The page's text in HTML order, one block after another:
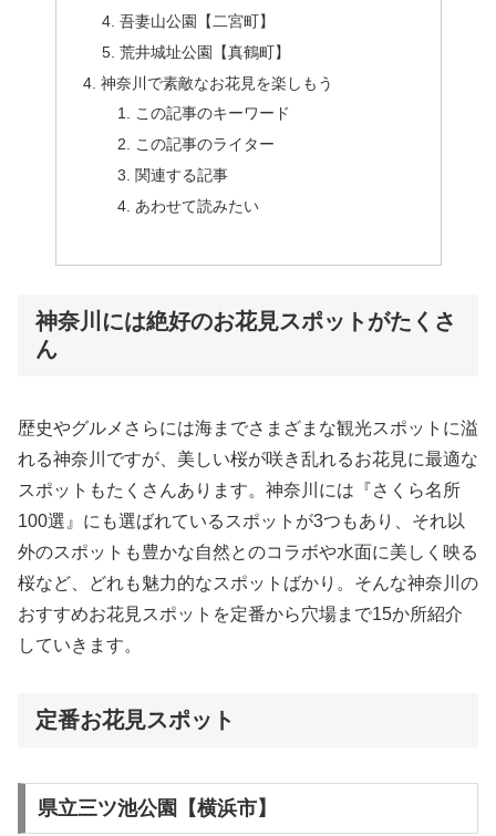
吾妻山公園【二宮町】
荒井城址公園【真鶴町】
神奈川で素敵なお花見を楽しもう
この記事のキーワード
この記事のライター
関連する記事
あわせて読みたい
神奈川には絶好のお花見スポットがたくさ
ん
歴史やグルメさらには海までさまざまな観光スポットに溢
れる神奈川ですが、美しい桜が咲き乱れるお花見に最適な
スポットもたくさんあります。神奈川には『さくら名所
100選』にも選ばれているスポットが3つもあり、それ以
外のスポットも豊かな自然とのコラボや水面に美しく映る
桜など、どれも魅力的なスポットばかり。そんな神奈川の
おすすめお花見スポットを定番から穴場まで15か所紹介
していきます。
定番お花見スポット
県立三ツ池公園【横浜市】